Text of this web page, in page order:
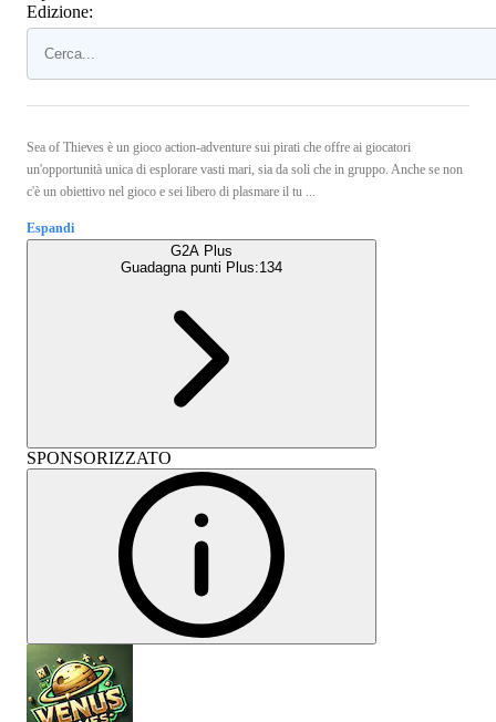
Edizione:
Sea of Thieves è un gioco action-adventure sui pirati che offre ai giocatori
un'opportunità unica di esplorare vasti mari, sia da soli che in gruppo. Anche se non
c'è un obiettivo nel gioco e sei libero di plasmare il tu ...
Espandi
G2A Plus
Guadagna punti Plus:134
SPONSORIZZATO